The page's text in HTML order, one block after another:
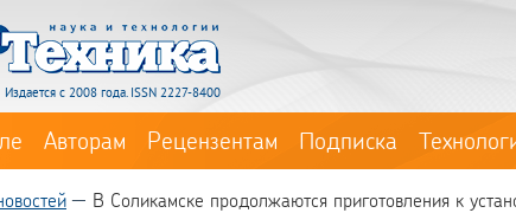
Издается с 2008 года. ISSN 2227-8400
Авторам Рецензентам Подписка
В Соликамске продолжаются приготовления к